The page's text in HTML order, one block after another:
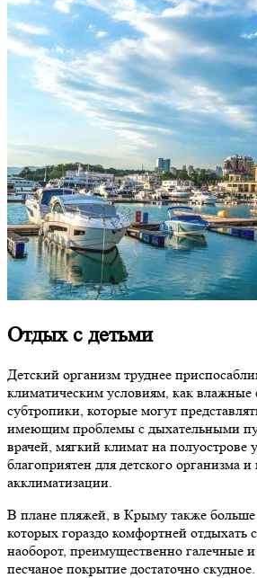
Отдых с детьми
Детский организм труднее
климатическим условиям, как влажные
субтропики, которые могут
имеющим проблемы с дыхательными
врачей, мягкий климат на полуострове
благоприятен для детского организма и
акклиматизации.
В плане пляжей, в Крыму также
которых гораздо комфортней отдыхать
наоборот, преимущественно галечные
песчаное покрытие достаточно скудное.